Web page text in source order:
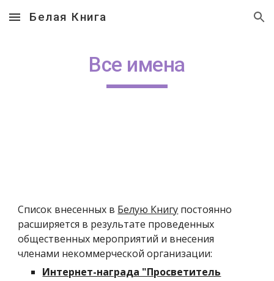
Skip to main content Skip to navigation
Белая Книга
Все имена
Список внесенных в Белую Книгу постоянно
расширяется в результате проведенных
общественных мероприятий и внесения
членами некоммерческой организации:
Интернет-награда "Просветитель